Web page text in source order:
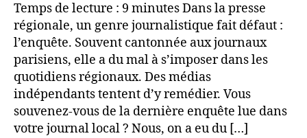
Temps de lecture : 9 minutes Dans la presse
régionale, un genre journalistique fait défaut :
l’enquête. Souvent cantonnée aux journaux
parisiens, elle a du mal à s’imposer dans les
quotidiens régionaux. Des médias
indépendants tentent d’y remédier. Vous
souvenez-vous de la dernière enquête lue dans
votre journal local ? Nous, on a eu du […]